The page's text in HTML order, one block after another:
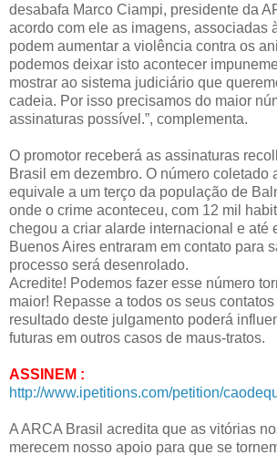
desabafa Marco Ciampi, presidente da
acordo com ele as imagens, associadas
podem aumentar a violência contra os
podemos deixar isto acontecer
mostrar ao sistema judiciário que
cadeia. Por isso precisamos do maior
assinaturas possível.”, complementa.
O promotor receberá as assinaturas
Brasil em dezembro. O número coletado
equivale a um terço da população de
onde o crime aconteceu, com 12 mil
chegou a criar alarde internacional e até
Buenos Aires entraram em contato para
processo será desenrolado.
Acredite! Podemos fazer esse número
maior! Repasse a todos os seus
resultado deste julgamento poderá
futuras em outros casos de maus-tratos.
ASSINEM :
http://www.ipetitions.com/petition/
A ARCA Brasil acredita que as vitórias
merecem nosso apoio para que se